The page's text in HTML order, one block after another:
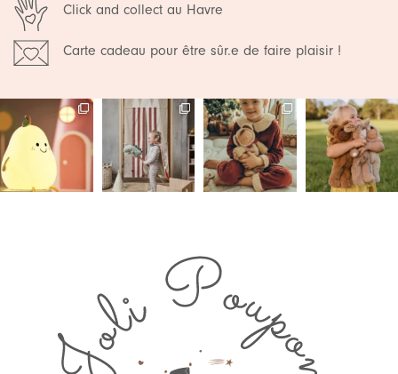
Click and collect au Havre
Carte cadeau pour être sûr.e de faire plaisir !